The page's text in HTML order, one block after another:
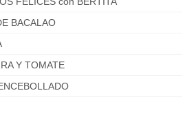
BACALAO
Y TOMATE